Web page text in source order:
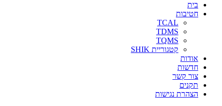
בית
חטיבות
TCAL
TDMS
TQMS
קטגוריית SHIK
אודות
חדשות
צור קשר
תקנים
הצהרת נגישות